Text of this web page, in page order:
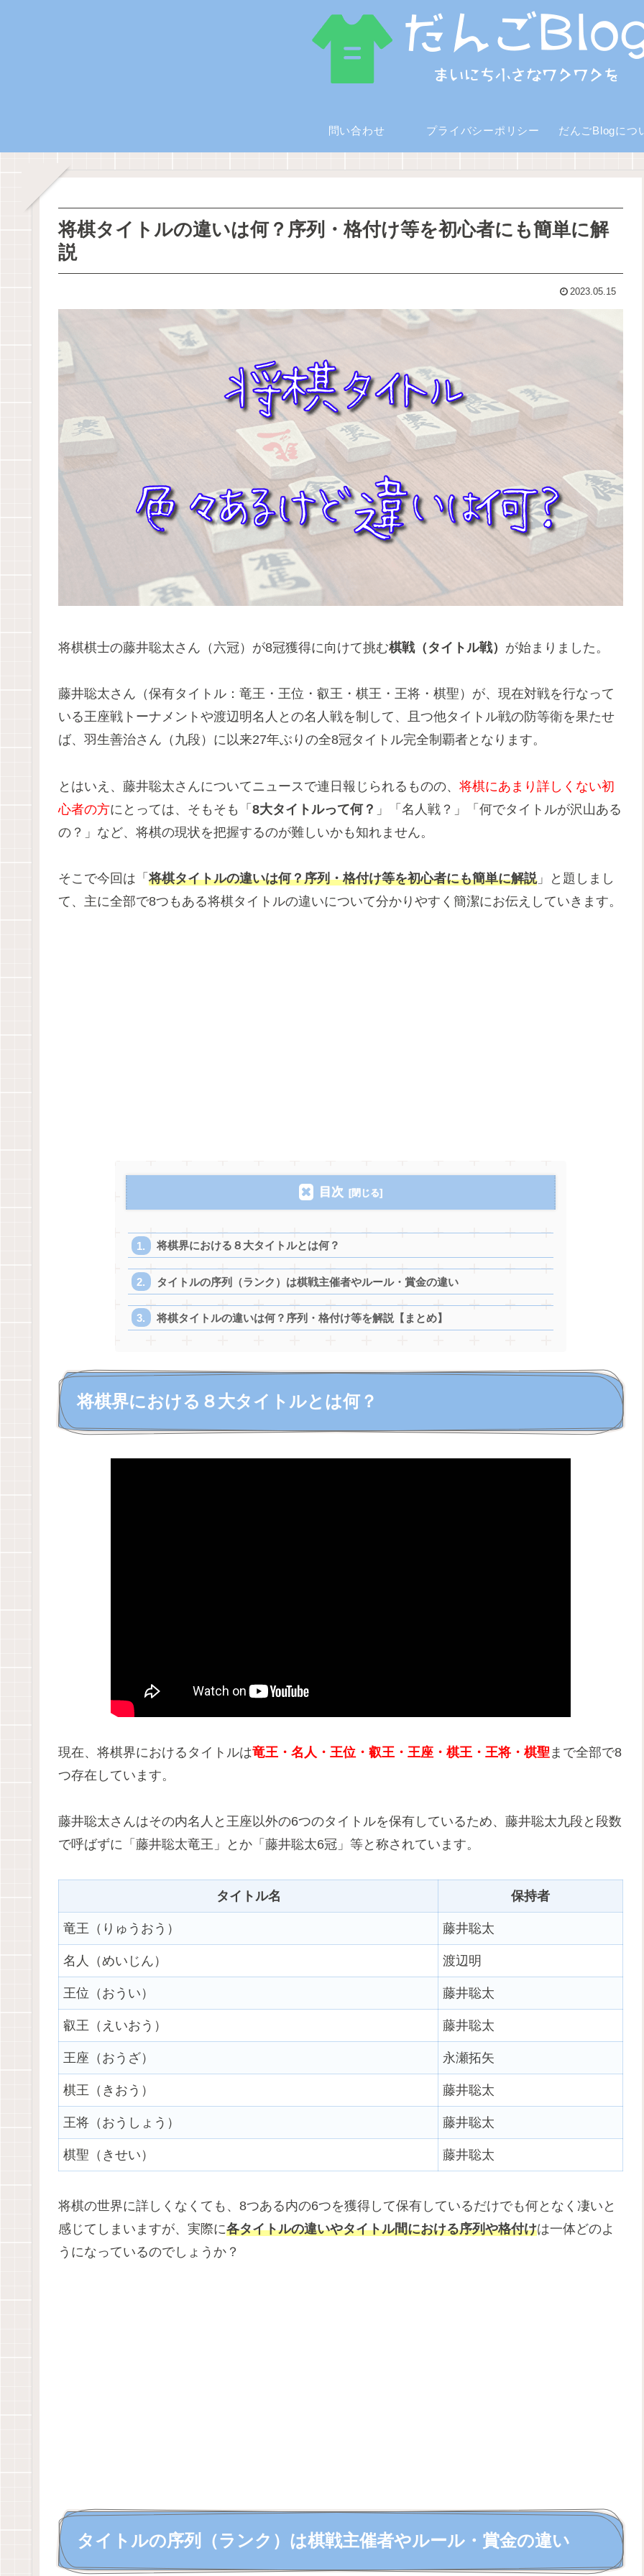
問い合わせ プライバシーポリシー だんごBlogにつ
将棋タイトルの違いは何？序列・格付け等を初心者にも簡単に解
説
2023.05.15
将棋棋士の藤井聡太さん（六冠）が8冠獲得に向けて挑む棋戦（タイトル戦） が始まりました。
藤井聡太さん（保有タイトル：竜王・王位・叡王・棋王・王将・棋聖）が、現在対戦を行なって
いる王座戦トーナメントや渡辺明名人との名人戦を制して、且つ他タイトル戦の防等衛を果たせ
ば、羽生善治さん（九段）に以来27年ぶりの全8冠タイトル完全制覇者となります。
とはいえ、藤井聡太さんについてニュースで連日報じられるものの、 将棋にあまり詳しくない初
心者の方にとっては、そもそも「 8大タイトルって何？ 」「名人戦？」「何でタイトルが沢山ある
の？」など、将棋の現状を把握するのが難しいかも知れません。
そこで今回は「 将棋タイトルの違いは何？序列・格付け等を初心者にも簡単に解説」と題しまし
て、主に全部で8つもある将棋タイトルの違いについて分かりやすく簡潔にお伝えしていきます。
目次
将棋界における８大タイトルとは何？
タイトルの序列（ランク）は棋戦主催者やルール・賞金の違い
将棋タイトルの違いは何？序列・格付け等を解説【まとめ】
将棋界における８大タイトルとは何？
現在、将棋界におけるタイトルは竜王・名人・王位・叡王・王座・棋王・王将・棋聖 まで全部で8
つ存在しています。
藤井聡太さんはその内名人と王座以外の6つのタイトルを保有しているため、藤井聡太九段と段数
で呼ばずに「藤井聡太竜王」とか「藤井聡太6冠」等と称されています。
タイトル名 保持者
竜王（りゅうおう） 藤井聡太
名人（めいじん） 渡辺明
王位（おうい） 藤井聡太
叡王（えいおう） 藤井聡太
王座（おうざ） 永瀬拓矢
棋王（きおう） 藤井聡太
王将（おうしょう） 藤井聡太
棋聖（きせい） 藤井聡太
将棋の世界に詳しくなくても、8つある内の6つを獲得して保有しているだけでも何となく凄いと
感じてしまいますが、実際に各タイトルの違いやタイトル間における序列や格付けは一体どのよ
うになっているのでしょうか？
タイトルの序列（ランク）は棋戦主催者やルール・賞金の違い